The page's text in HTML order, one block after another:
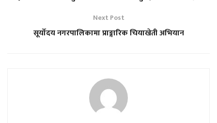
Next Post
सूर्योदय नगरपालिकामा प्राङ्गारिक चियाखेती अभियान